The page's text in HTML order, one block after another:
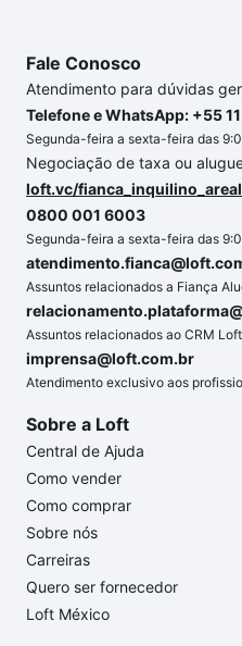
Fale Conosco
Atendimento para dúvidas
Telefone e WhatsApp: +55
Segunda-feira a sexta-feira das
Negociação de taxa ou
loft.vc/
0800 001 6003
Segunda-feira a sexta-feira das
Assuntos relacionados a Fiança
Assuntos relacionados ao CRM Loft
imprensa@loft.com.br
Atendimento exclusivo aos
Sobre a Loft
Central de Ajuda
Como vender
Como comprar
Sobre nós
Carreiras
Quero ser fornecedor
Loft México